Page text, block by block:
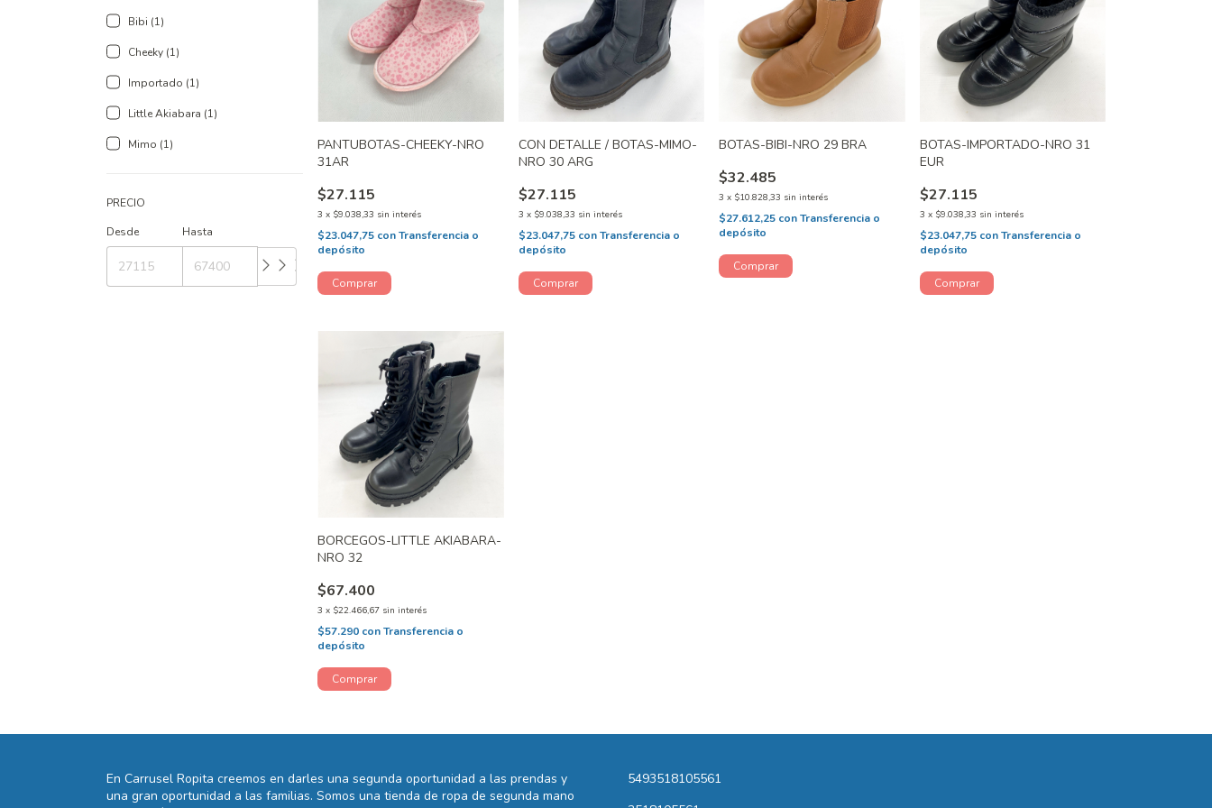
Bibi (1)
Cheeky (1)
Importado (1)
Little Akiabara (1)
Mimo (1)
PRECIO
Desde
Hasta
PANTUBOTAS-CHEEKY-NRO
31AR
$27.115
3 x $9.038,33 sin interés
$23.047,75 con Transferencia o
depósito
CON DETALLE / BOTAS-MIMO-
NRO 30 ARG
$27.115
3 x $9.038,33 sin interés
$23.047,75 con Transferencia o
depósito
BOTAS-BIBI-NRO 29 BRA
$32.485
3 x $10.828,33 sin interés
$27.612,25 conTransferencia o
depósito
BOTAS-IMPORTADO-NRO 31
EUR
$27.115
3 x $9.038,33 sin interés
$23.047,75 con Transferencia o
depósito
BORCEGOS-LITTLE AKIABARA-
NRO 32
$67.400
3 x $22.466,67 sin interés
$57.290 con Transferencia o
depósito
En Carrusel Ropita creemos en darles una segunda oportunidad a las prendas y
una gran oportunidad a las familias. Somos una tienda de ropa de segunda mano
5493518105561